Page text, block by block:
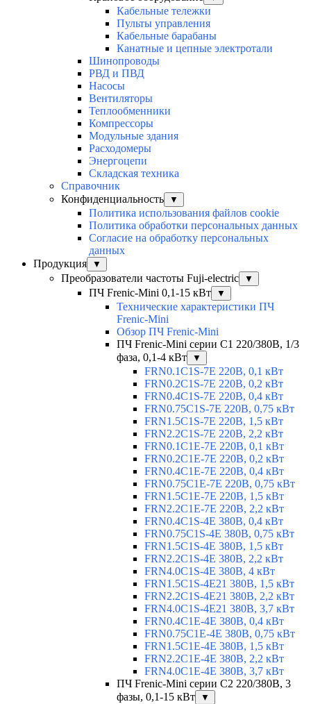
Кабельные тележки
Пульты управления
Кабельные барабаны
Канатные и цепные электротали
Шинопроводы
РВД и ПВД
Насосы
Вентиляторы
Теплообменники
Компрессоры
Модульные здания
Расходомеры
Энергоцепи
Складская техника
Справочник
Конфиденциальность
▼
Политика использования файлов cookie
Политика обработки персональных данных
Согласие на обработку персональных
данных
Продукция
▼
Преобразователи частоты Fuji-electric ▼
ПЧ Frenic-Mini 0,1-15 кВт ▼
Технические характеристики ПЧ
Frenic-Mini
Обзор ПЧ Frenic-Mini
ПЧ Frenic-Mini серии C1 220/380В, 1/3
фаза, 0,1-4 кВт
▼
FRN0.1C1S-7E 220В, 0,1 кВт
FRN0.2C1S-7E 220В, 0,2 кВт
FRN0.4C1S-7E 220В, 0,4 кВт
FRN0.75C1S-7E 220В, 0,75 кВт
FRN1.5C1S-7E 220В, 1,5 кВт
FRN2.2C1S-7E 220В, 2,2 кВт
FRN0.1C1E-7E 220В, 0,1 кВт
FRN0.2C1E-7E 220В, 0,2 кВт
FRN0.4C1E-7E 220В, 0,4 кВт
FRN0.75C1E-7E 220В, 0,75 кВт
FRN1.5C1E-7E 220В, 1,5 кВт
FRN2.2C1E-7E 220В, 2,2 кВт
FRN0.4C1S-4E 380В, 0,4 кВт
FRN0.75C1S-4E 380В, 0,75 кВт
FRN1.5C1S-4E 380В, 1,5 кВт
FRN2.2C1S-4E 380В, 2,2 кВт
FRN4.0C1S-4E 380В, 4 кВт
FRN1.5C1S-4E21 380В, 1,5 кВт
FRN2.2C1S-4E21 380В, 2,2 кВт
FRN4.0C1S-4E21 380В, 3,7 кВт
FRN0.4C1E-4E 380В, 0,4 кВт
FRN0.75C1E-4E 380В, 0,75 кВт
FRN1.5C1E-4E 380В, 1,5 кВт
FRN2.2C1E-4E 380В, 2,2 кВт
FRN4.0C1E-4E 380В, 3,7 кВт
ПЧ Frenic-Mini серии С2 220/380В, 3
фазы, 0,1-15 кВт
▼